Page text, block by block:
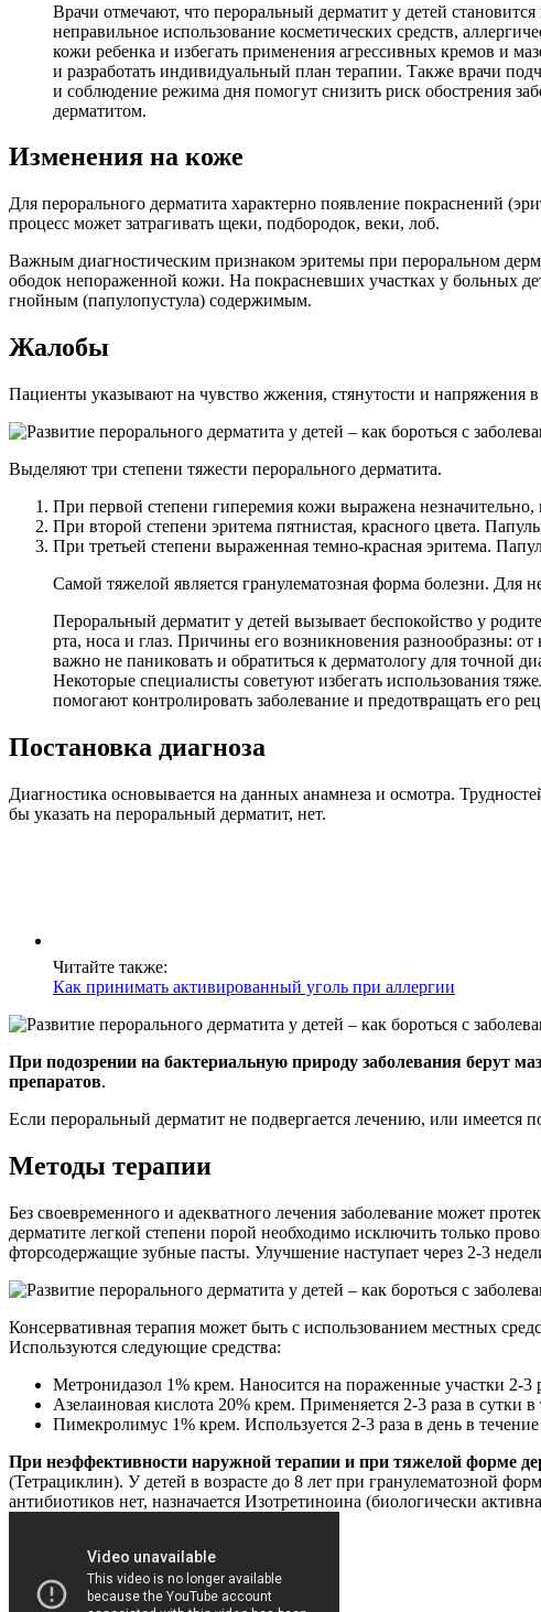
Врачи отмечают, что пероральный дерматит у детей
неправильное использование косметических средств,
кожи ребенка и избегать применения агрессивных кремов и
и разработать индивидуальный план терапии. Также врачи
и соблюдение режима дня помогут снизить риск обострения
дерматитом.
Изменения на коже
Для перорального дерматита характерно появление покраснений
процесс может затрагивать щеки, подбородок, веки, лоб.
Важным диагностическим признаком эритемы при пероральном
ободок непораженной кожи. На покрасневших участках у больных
гнойным (папулопустула) содержимым.
Жалобы
Пациенты указывают на чувство жжения, стянутости и напряжения
Выделяют три степени тяжести перорального дерматита.
При первой степени гиперемия кожи выражена
При второй степени эритема пятнистая, красного цвета.
При третьей степени выраженная темно-красная эритема.
Самой тяжелой является гранулематозная форма болезни.
Пероральный дерматит у детей вызывает беспокойство у
рта, носа и глаз. Причины его возникновения разнообразны:
важно не паниковать и обратиться к дерматологу для точной
Некоторые специалисты советуют избегать использования
помогают контролировать заболевание и предотвращать его
Постановка диагноза
Диагностика основывается на данных анамнеза и осмотра.
бы указать на пероральный дерматит, нет.
Читайте также:
Как принимать активированный уголь при аллергии
При подозрении на бактериальную природу заболевания берут
препаратов.
Если пероральный дерматит не подвергается лечению, или имеется
Методы терапии
Без своевременного и адекватного лечения заболевание может
дерматите легкой степени порой необходимо исключить только
фторсодержащие зубные пасты. Улучшение наступает через 2-3
Консервативная терапия может быть с использованием местных
Используются следующие средства:
Метронидазол 1% крем. Наносится на пораженные участки 2-3
Азелаиновая кислота 20% крем. Применяется 2-3 раза в сутки в
Пимекролимус 1% крем. Используется 2-3 раза в день в
При неэффективности наружной терапии и при тяжелой форме
(Тетрациклин). У детей в возрасте до 8 лет при гранулематозной
антибиотиков нет, назначается Изотретиноина (биологически